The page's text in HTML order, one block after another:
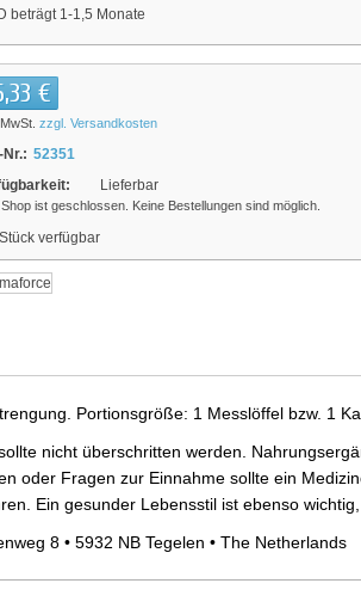
beträgt 1-1,5 Monate
€
zzgl. Versandkosten
52351
Lieferbar
ist geschlossen. Keine Bestellungen sind möglich.
Stück verfügbar
Portionsgröße: 1 Messlöffel bzw. 1
nicht überschritten werden.
oder Fragen zur Einnahme sollte ein
Ein gesunder Lebensstil ist ebenso
8 • 5932 NB Tegelen • The Netherlands